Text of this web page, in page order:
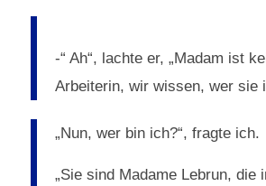
-“ Ah“, lachte er, „Madam ist
Arbeiterin, wir wissen, wer sie
„Nun, wer bin ich?“, fragte ich.
„Sie sind Madame Lebrun, die